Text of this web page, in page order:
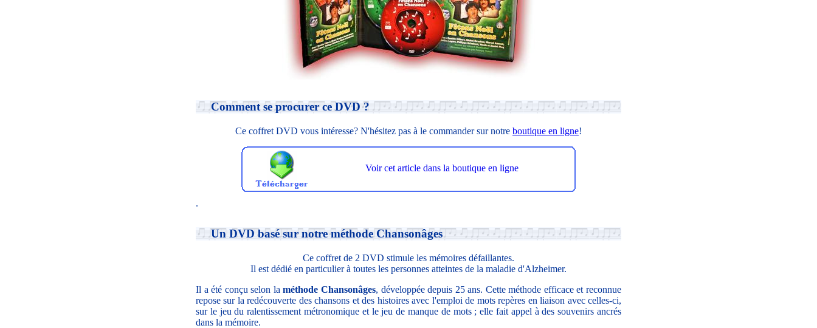
Comment se procurer ce DVD ?
Ce coffret DVD vous intéresse? N'hésitez pas à le commander sur notre boutique en ligne!
Voir cet article dans la boutique en ligne
.
Un DVD basé sur notre méthode Chansonâges
Ce coffret de 2 DVD stimule les mémoires défaillantes.
Il est dédié en particulier à toutes les personnes atteintes de la maladie d'Alzheimer.
Il a été conçu selon laméthode Chansonâges, développée depuis 25 ans. Cette méthode efficace et reconnue
repose sur la redécouverte des chansons et des histoires avec l'emploi de mots repères en liaison avec celles-ci,
sur le jeu du ralentissement métronomique et le jeu de manque de mots ; elle fait appel à des souvenirs ancrés
dans la mémoire.